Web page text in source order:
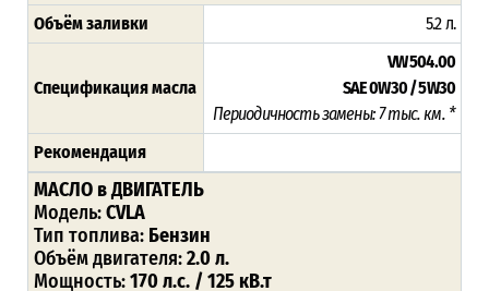
Объём заливки 5.2 л.
Спецификация масла
VW 504.00
SAE 0W30 / 5W30
Периодичность замены: 7 тыс. км. *
Рекомендация
МАСЛО в ДВИГАТЕЛЬ
Модель:CVLA
Тип топлива: Бензин
Объём двигателя:2.0 л.
Мощность:170 л.с. / 125 кВ.т